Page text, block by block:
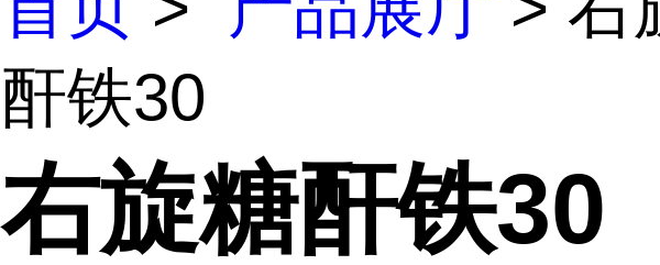
酐铁30
右旋糖酐铁30